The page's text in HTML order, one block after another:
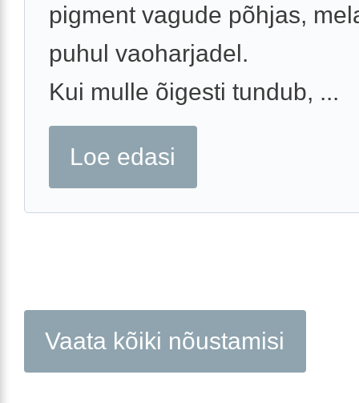
pigment vagude põhjas,
puhul vaoharjadel.
Kui mulle õigesti tundub, ...
Loe edasi
Vaata kõiki nõustamisi